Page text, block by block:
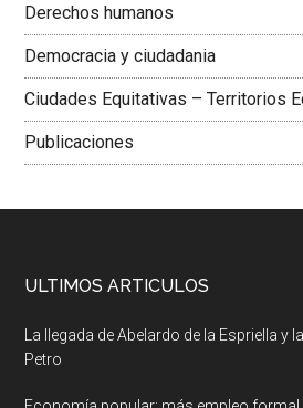
Derechos humanos
Democracia y ciudadania
Ciudades Equitativas – Territorios
Publicaciones
ULTIMOS ARTICULOS
La llegada de Abelardo de la Espriella y
Petro